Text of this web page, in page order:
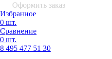
Оформить заказ
Избранное
0 шт.
Сравнение
0 шт.
8 495 477 51 30